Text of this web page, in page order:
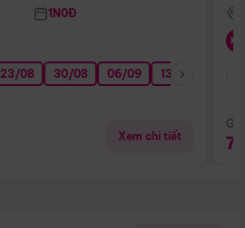
1N0Đ
23/08 30/08 06/09 13/09
Xem chi tiết